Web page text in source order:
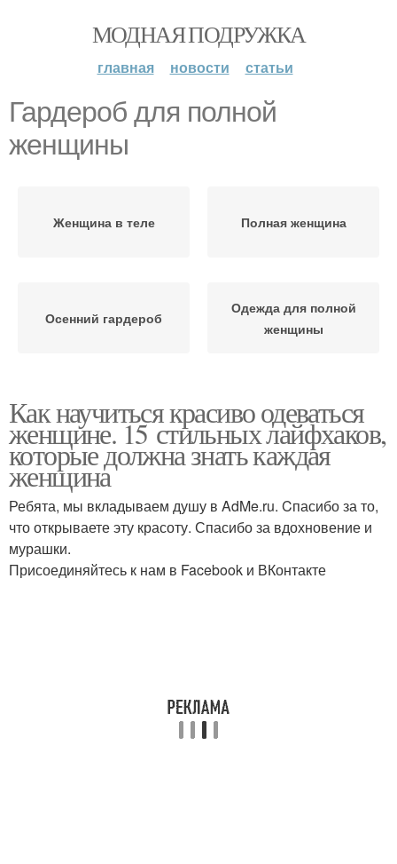
МОДНАЯ ПОДРУЖКА
главная новости статьи
Гардероб для полной
женщины
Женщина в теле Полная женщина
Осенний гардероб
Одежда для полной
женщины
Как научиться красиво одеваться
женщине. 15 стильных лайфхаков,
которые должна знать каждая
женщина
Ребята, мы вкладываем душу в AdMe.ru. Cпасибо за то,
что открываете эту красоту. Спасибо за вдохновение и
мурашки.
Присоединяйтесь к нам в Facebook и ВКонтакте